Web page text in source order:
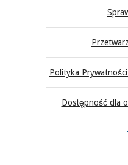
Polityka
Dostępność dla